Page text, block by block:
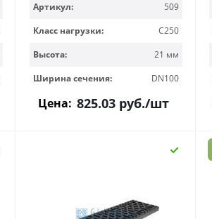
Артикул:
509
Класс нагрузки:
C250
Высота:
21 мм
Ширина сечения:
DN100
Цена: 825.03 руб./шт